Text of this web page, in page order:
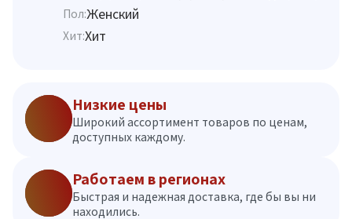
Пол:Женский
Хит:Хит
Низкие цены
Широкий ассортимент товаров по ценам,
доступных каждому.
Работаем в регионах
Быстрая и надежная доставка, где бы вы ни
находились.